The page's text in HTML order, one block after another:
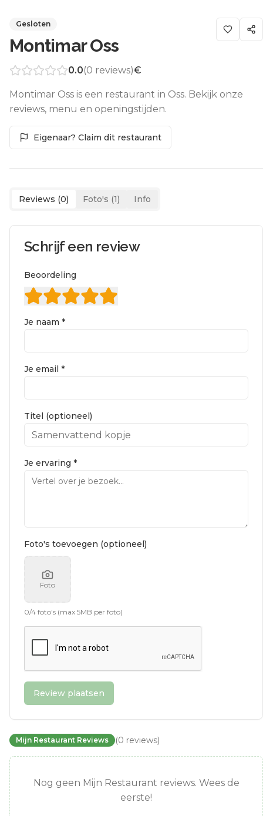
Gesloten
Montimar Oss
0.0(0 reviews)€
Montimar Oss is een restaurant in Oss. Bekijk onze
reviews, menu en openingstijden.
Eigenaar? Claim dit restaurant
Reviews (0) Foto's (1) Info
Schrijf een review
Beoordeling
Je naam *
Je email *
Titel (optioneel)
Je ervaring *
Foto's toevoegen (optioneel)
Foto
0/4 foto's (max 5MB per foto)
Review plaatsen
Mijn Restaurant Reviews (0 reviews)
Nog geen Mijn Restaurant reviews. Wees de
eerste!